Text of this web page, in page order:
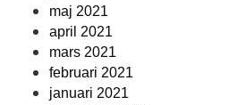
maj 2021
april 2021
mars 2021
februari 2021
januari 2021